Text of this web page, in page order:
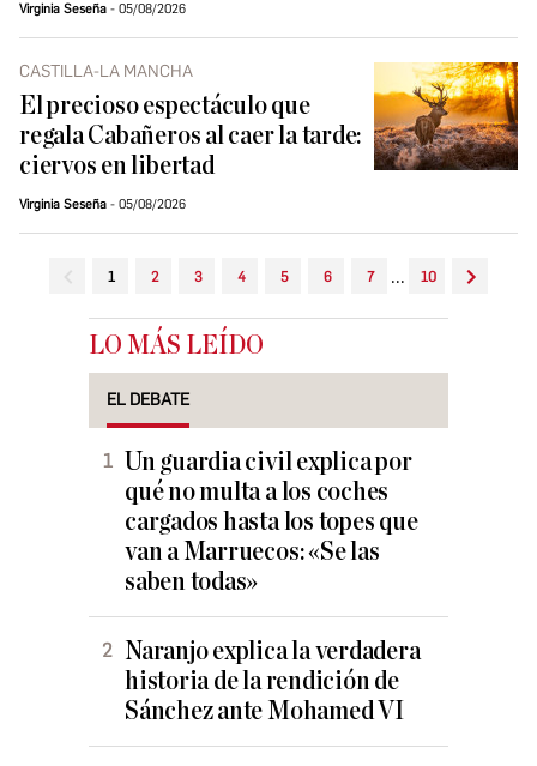
Virginia Seseña 05/08/2026
CASTILLA-LA MANCHA
El precioso espectáculo que
regala Cabañeros al caer la tarde:
ciervos en libertad
Virginia Seseña 05/08/2026
1 2 3 4 5 6 7 ... 10
LO MÁS LEÍDO
EL DEBATE
Un guardia civil explica por
qué no multa a los coches
cargados hasta los topes que
van a Marruecos: «Se las
saben todas»
Naranjo explica la verdadera
historia de la rendición de
Sánchez ante Mohamed VI